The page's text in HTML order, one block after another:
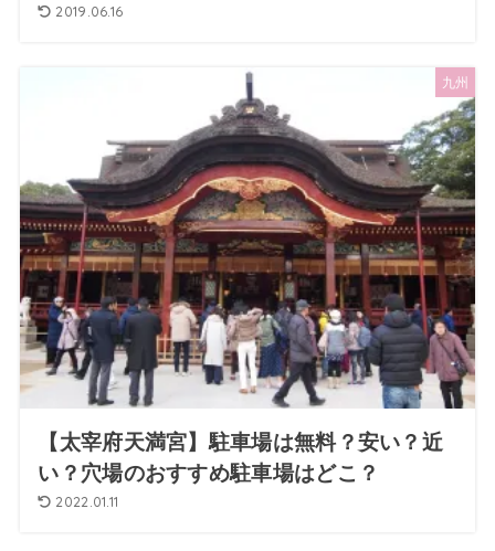
2019.06.16
九州
【太宰府天満宮】駐車場は無料？安い？近
い？穴場のおすすめ駐車場はどこ？
2022.01.11